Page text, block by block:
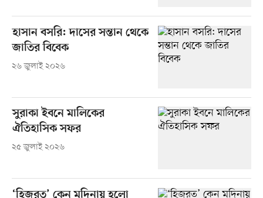
হাসান বসরি: দাসের সন্তান থেকে
জাতির বিবেক
২৬ জুলাই ২০২৬
সুরাকা ইবনে মালিকের
ঐতিহাসিক সফর
২৫ জুলাই ২০২৬
‘হিজরত’ কেন মদিনায় হলো